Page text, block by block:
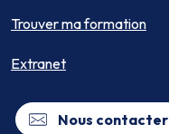
Trouver ma formation
Extranet
Nous contacter